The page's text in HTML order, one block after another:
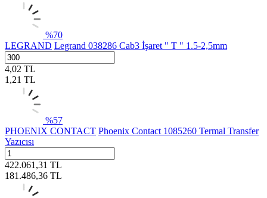
%70
LEGRAND Legrand 038286 Cab3 İşaret " T " 1.5-2,5mm
4,02 TL
1,21 TL
%57
PHOENIX CONTACT Phoenix Contact 1085260 Termal Transfer
Yazıcısı
422.061,31 TL
181.486,36 TL